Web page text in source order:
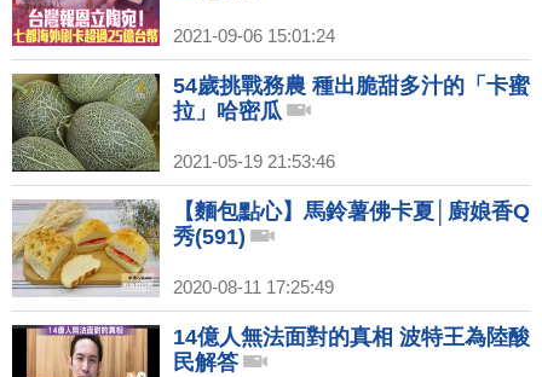
2021-09-06 15:01:24
54歲挑戰務農 種出脆甜多汁的「卡蜜
拉」哈密瓜
2021-05-19 21:53:46
【麵包點心】馬鈴薯佛卡夏│廚娘香Q
秀(591)
2020-08-11 17:25:49
14億人無法面對的真相 波特王為陸酸
民解答